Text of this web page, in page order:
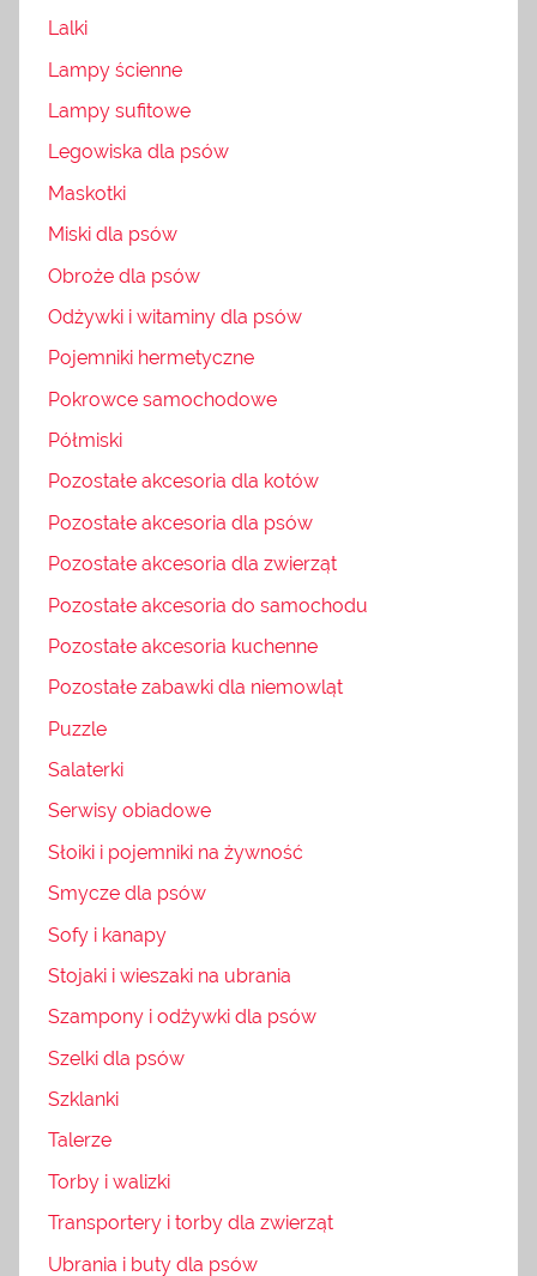
Lalki
Lampy ścienne
Lampy sufitowe
Legowiska dla psów
Maskotki
Miski dla psów
Obroże dla psów
Odżywki i witaminy dla psów
Pojemniki hermetyczne
Pokrowce samochodowe
Półmiski
Pozostałe akcesoria dla kotów
Pozostałe akcesoria dla psów
Pozostałe akcesoria dla zwierząt
Pozostałe akcesoria do samochodu
Pozostałe akcesoria kuchenne
Pozostałe zabawki dla niemowląt
Puzzle
Salaterki
Serwisy obiadowe
Słoiki i pojemniki na żywność
Smycze dla psów
Sofy i kanapy
Stojaki i wieszaki na ubrania
Szampony i odżywki dla psów
Szelki dla psów
Szklanki
Talerze
Torby i walizki
Transportery i torby dla zwierząt
Ubrania i buty dla psów